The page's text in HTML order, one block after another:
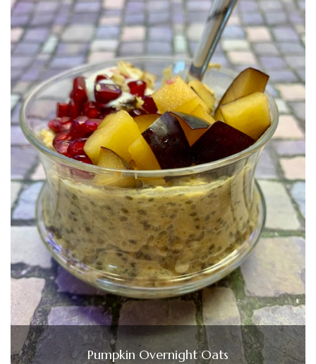
Pumpkin Overnight Oats